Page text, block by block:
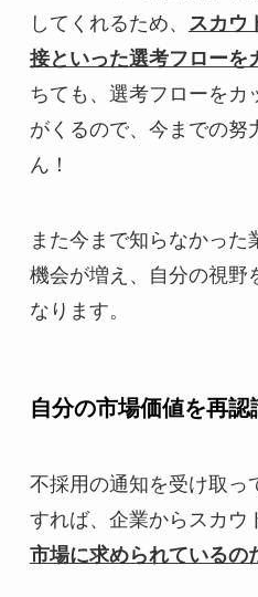
してくれるため、
スカウ
接といった選考フローを
ちても、選考フローをカ
がくるので、今までの努
ん！
また今まで知らなかった
機会が増え、自分の視野
なります。
自分の市場価値を再認
不採用の通知を受け取っ
すれば、企業からスカウ
市場に求められているの